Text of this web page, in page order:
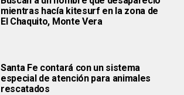
mientras hacía kitesurf en la zona de
El Chaquito, Monte Vera
Santa Fe contará con un sistema
especial de atención para animales
rescatados